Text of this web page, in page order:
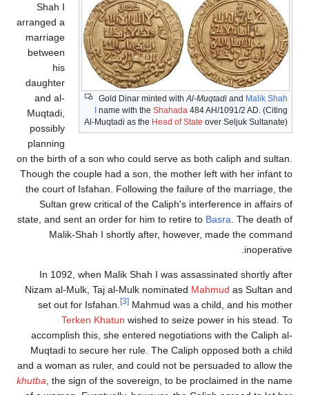
Gold Dinar minted with Al-Muqtadi and Malik Shah
I name with the Shahada 484 AH/1091/2 AD. (Citing
Al-Muqtadi as the Head of State over Seljuk Sultanate)
Shah I
arranged a
marriage
between
his
daughter
and al-
Muqtadi,
possibly
planning
on the birth of a son who could serve as both caliph and sultan.
Though the couple had a son, the mother left with her infant to
the court of Isfahan. Following the failure of the marriage, the
Sultan grew critical of the Caliph's interference in affairs of
state, and sent an order for him to retire to Basra . The death of
Malik-Shah I shortly after, however, made the command
inoperative.
In 1092, when Malik Shah I was assassinated shortly after
Nizam al-Mulk, Taj al-Mulk nominated Mahmud as Sultan and
set out for Isfahan.
[3] Mahmud was a child, and his mother
Terken Khatun wished to seize power in his stead. To
accomplish this, she entered negotiations with the Caliph al-
Muqtadi to secure her rule. The Caliph opposed both a child
and a woman as ruler, and could not be persuaded to allow the
khutba , the sign of the sovereign, to be proclaimed in the name